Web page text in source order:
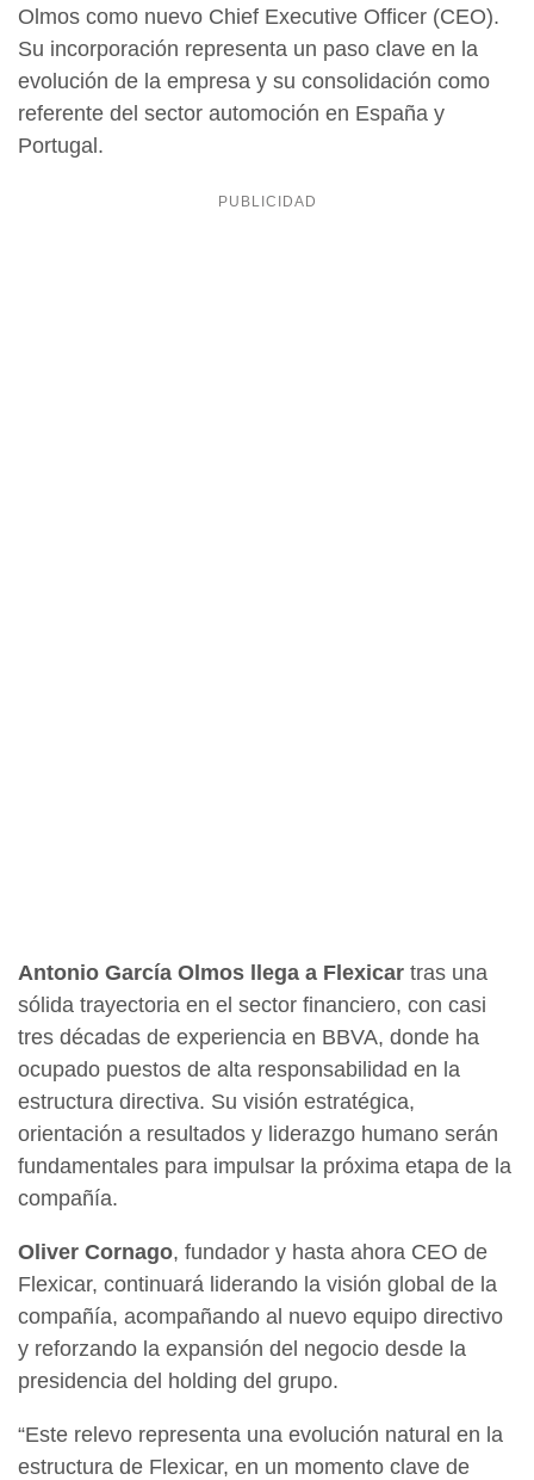
Olmos como nuevo Chief Executive Officer (CEO).
Su incorporación representa un paso clave en la
evolución de la empresa y su consolidación como
referente del sector automoción en España y
Portugal.
Antonio García Olmos llega a Flexicar tras una
sólida trayectoria en el sector financiero, con casi
tres décadas de experiencia en BBVA, donde ha
ocupado puestos de alta responsabilidad en la
estructura directiva. Su visión estratégica,
orientación a resultados y liderazgo humano serán
fundamentales para impulsar la próxima etapa de la
compañía.
Oliver Cornago, fundador y hasta ahora CEO de
Flexicar, continuará liderando la visión global de la
compañía, acompañando al nuevo equipo directivo
y reforzando la expansión del negocio desde la
presidencia del holding del grupo.
“Este relevo representa una evolución natural en la
estructura de Flexicar, en un momento clave de